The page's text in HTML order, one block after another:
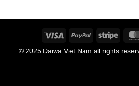
Visa PayPal Stripe
© 2025 Daiwa Việt Nam all rights